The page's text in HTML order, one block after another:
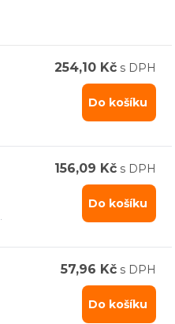
254,10 Kč s DPH
Do košíku
156,09 Kč s DPH
Do košíku
57,96 Kč s DPH
Do košíku